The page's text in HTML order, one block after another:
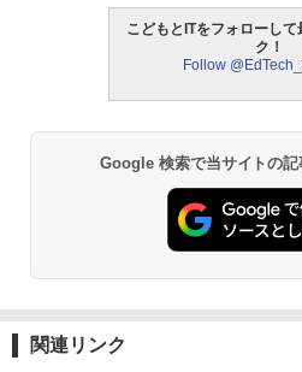
こどもとITをフォローし
ク！
Follow
Google 検索で当サイトの
関連リンク